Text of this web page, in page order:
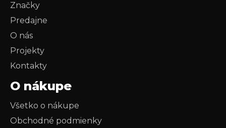
Značky
Predajne
O nás
Projekty
Kontakty
O nákupe
Všetko o nákupe
Obchodné podmienky